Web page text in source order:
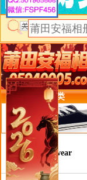
类目详细分类
鞋类-Footwear